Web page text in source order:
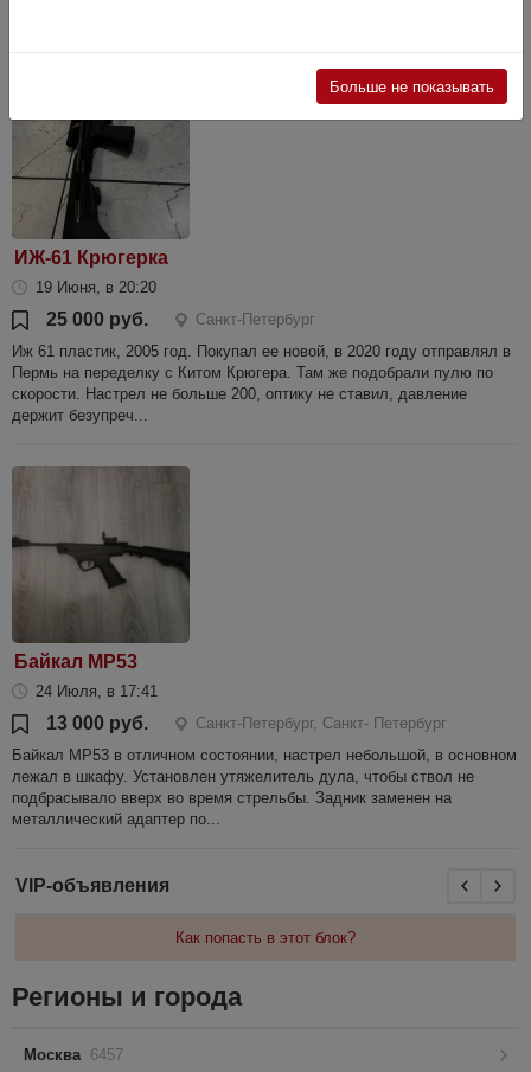
ИЖ-61 Крюгерка
19 Июня, в 20:20
25 000 руб.
Санкт-Петербург
Иж 61 пластик, 2005 год. Покупал ее новой, в 2020 году отправлял в
Пермь на переделку с Китом Крюгера. Там же подобрали пулю по
скорости. Настрел не больше 200, оптику не ставил, давление
держит безупреч...
Байкал МР53
24 Июля, в 17:41
13 000 руб.
Санкт-Петербург, Санкт- Петербург
Байкал МР53 в отличном состоянии, настрел небольшой, в основном
лежал в шкафу. Установлен утяжелитель дула, чтобы ствол не
подбрасывало вверх во время стрельбы. Задник заменен на
металлический адаптер по...
Больше не показывать
VIP-объявления
Как попасть в этот блок?
Регионы и города
Москва 6457